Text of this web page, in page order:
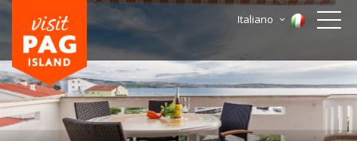
Italiano